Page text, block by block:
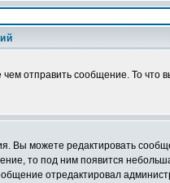
отправить сообщение. То
можете редактировать
то под ним появится
отредактировал